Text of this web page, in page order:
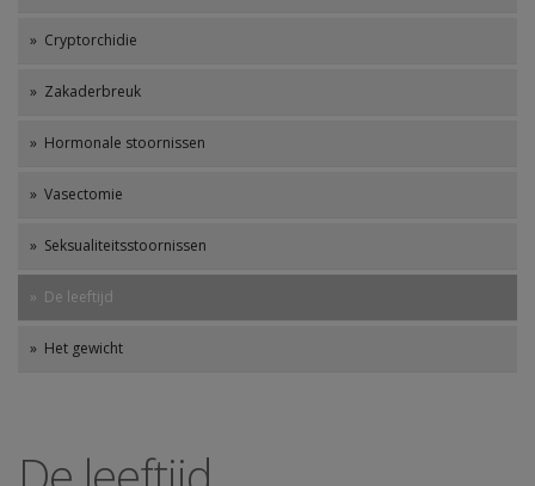
» Cryptorchidie
» Zakaderbreuk
» Hormonale stoornissen
» Vasectomie
» Seksualiteitsstoornissen
» De leeftijd
» Het gewicht